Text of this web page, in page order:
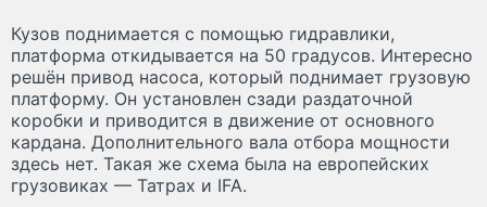
Кузов поднимается с помощью гидравлики,
платформа откидывается на 50 градусов. Интересно
решён привод насоса, который поднимает грузовую
платформу. Он установлен сзади раздаточной
коробки и приводится в движение от основного
кардана. Дополнительного вала отбора мощности
здесь нет. Такая же схема была на европейских
грузовиках — Татрах и IFA.